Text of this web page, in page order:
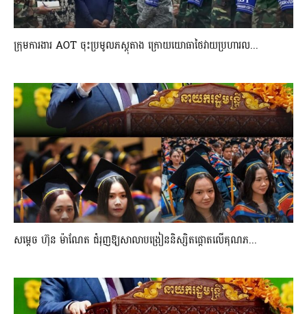
ក្រុមការងារ AOT ចុះប្រមូលភស្តុតាង ក្រោយយោធាថៃវាយប្រហារល...
សម្តេច ហ៊ុន ម៉ាណែត ជំរុញឱ្យសាលាបង្រៀននិស្សិតផ្តោតលើគុណភ...